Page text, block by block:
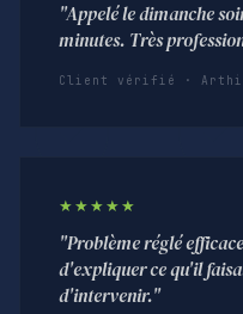
"Appelé le dimanche
minutes. Très
Client vérifié ·
★★★★★
"Problème réglé
d'expliquer ce qu'il
d'intervenir."